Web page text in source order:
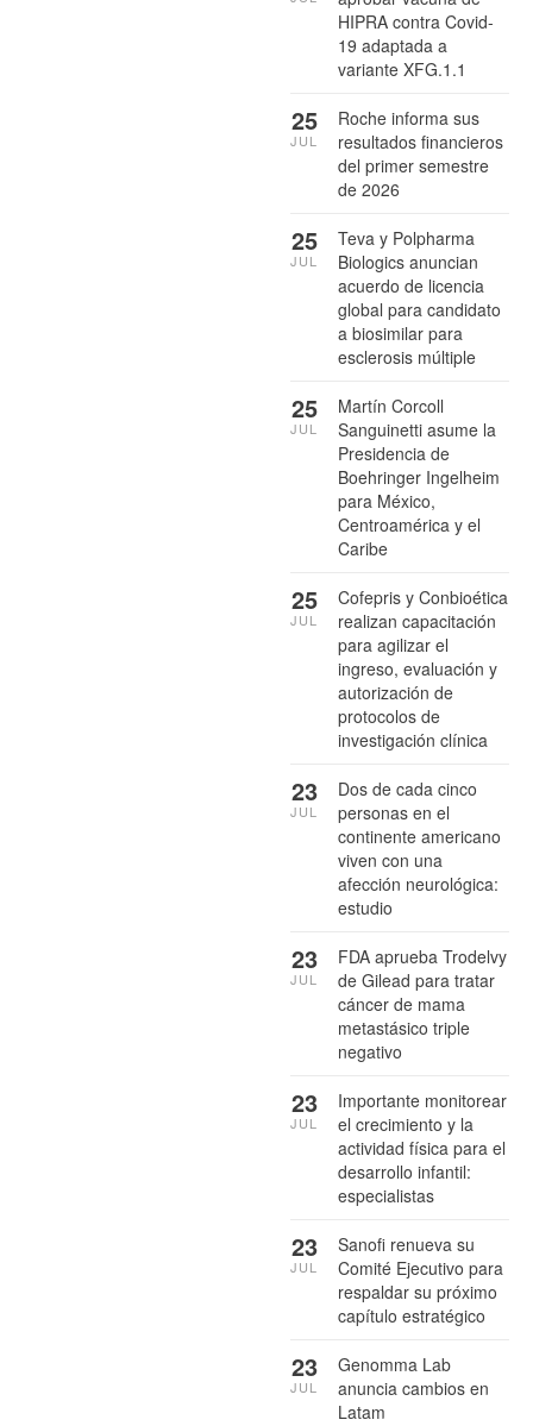
HIPRA contra Covid-
19 adaptada a
variante XFG.1.1
Roche informa sus
resultados financieros
del primer semestre
de 2026
25
JUL
Teva y Polpharma
Biologics anuncian
acuerdo de licencia
global para candidato
a biosimilar para
esclerosis múltiple
25
JUL
Martín Corcoll
Sanguinetti asume la
Presidencia de
Boehringer Ingelheim
para México,
Centroamérica y el
Caribe
25
JUL
Cofepris y Conbioética
realizan capacitación
para agilizar el
ingreso, evaluación y
autorización de
protocolos de
investigación clínica
25
JUL
Dos de cada cinco
personas en el
continente americano
viven con una
afección neurológica:
estudio
23
JUL
FDA aprueba Trodelvy
de Gilead para tratar
cáncer de mama
metastásico triple
negativo
23
JUL
Importante monitorear
el crecimiento y la
actividad física para el
desarrollo infantil:
especialistas
23
JUL
Sanofi renueva su
Comité Ejecutivo para
respaldar su próximo
capítulo estratégico
23
JUL
Genomma Lab
anuncia cambios en
Latam
23
JUL